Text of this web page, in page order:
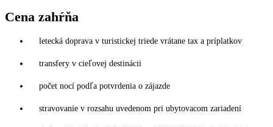
Cena zahŕňa
letecká doprava v turistickej triede vrátane tax a príplatkov
transfery v cieľovej destinácii
počet nocí podľa potvrdenia o zájazde
stravovanie v rozsahu uvedenom pri ubytovacom zariadení